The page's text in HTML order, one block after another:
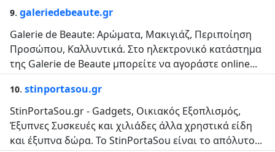
9. galeriedebeaute.gr
Galerie de Beaute: Αρώματα, Μακιγιάζ, Περιποίηση
Προσώπου, Καλλυντικά. Στο ηλεκτρονικό κατάστημα
της Galerie de Beaute μπορείτε να αγοράστε online...
10. stinportasou.gr
StinPortaSou.gr - Gadgets, Οικιακός Εξοπλισμός,
Έξυπνες Συσκευές και χιλιάδες άλλα χρηστικά είδη
και έξυπνα δώρα. Το StinPortaSou είναι το απόλυτο...